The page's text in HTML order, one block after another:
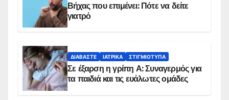
Βήχας που επιμένει: Πότε να δείτε
γιατρό
ΔΙΑΒΆΣΤΕ ΙΑΤΡΙΚΆ ΣΤΙΓΜΙΌΤΥΠΑ
Σε έξαρση η γρίπη Α: Συναγερμός για
τα παιδιά και τις ευάλωτες ομάδες